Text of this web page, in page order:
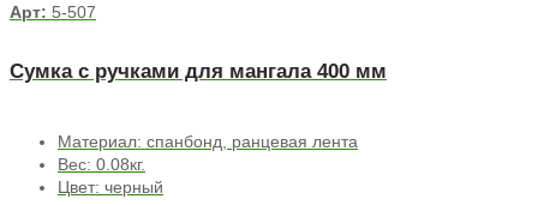
Арт: 5-507
Сумка с ручками для мангала 400 мм
Материал: спанбонд, ранцевая лента
Вес: 0.08кг.
Цвет: черный